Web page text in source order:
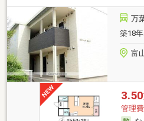
万
築18
富
3.50
管理